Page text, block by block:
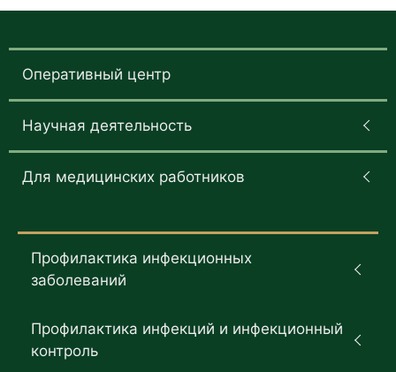
Оперативный центр
Научная деятельность
Для медицинских работников
Профилактика инфекционных
заболеваний
Профилактика инфекций и инфекционный
контроль